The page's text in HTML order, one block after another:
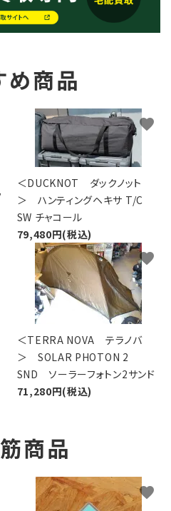
め商品
＜DUCKNOT ダックノット
＞ ハンティングヘキサ T/C
SW チャコール
79,480円(税込)
favorite
＜TERRA NOVA テラノバ
＞ SOLAR PHOTON 2
SND ソーラーフォトン2サンド
71,280円(税込)
favorite
商品
favorite